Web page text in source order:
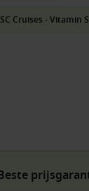
Cruises - Vitamin